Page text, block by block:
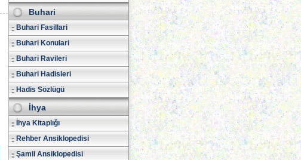
Buhari
Buhari Fasillari
Buhari Konulari
Buhari Ravileri
Buhari Hadisleri
Hadis Sözlügü
İhya
İhya Kitaplığı
Rehber Ansiklopedisi
Şamil Ansiklopedisi